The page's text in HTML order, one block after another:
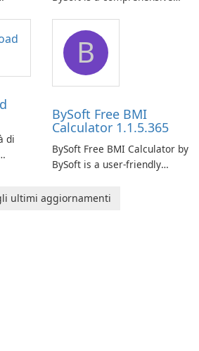
designed to help businesses
effectively manage their
network infrastructure.
di
B
BySoft Free BMI
Calculator 1.1.5.365
BySoft Free BMI Calculator by
BySoft is a user-friendly
designed to help you
ultimi aggiornamenti